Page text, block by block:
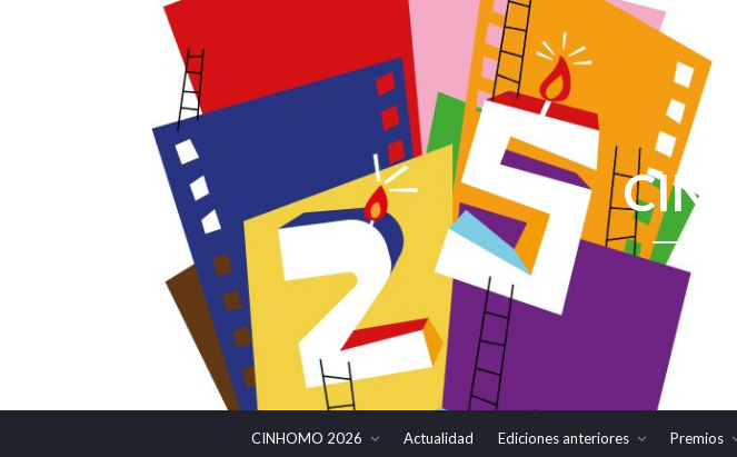
CINHOMO 2026 Actualidad Ediciones anteriores Premios